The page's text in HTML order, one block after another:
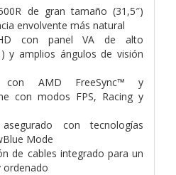
de gran tamaño (31,5″)
envolvente más natural
HD con panel VA de alto
y amplios ángulos de visión
con AMD FreeSync™ y
con modos FPS, Racing y
con tecnologías
Mode
de cables integrado para un
ordenado